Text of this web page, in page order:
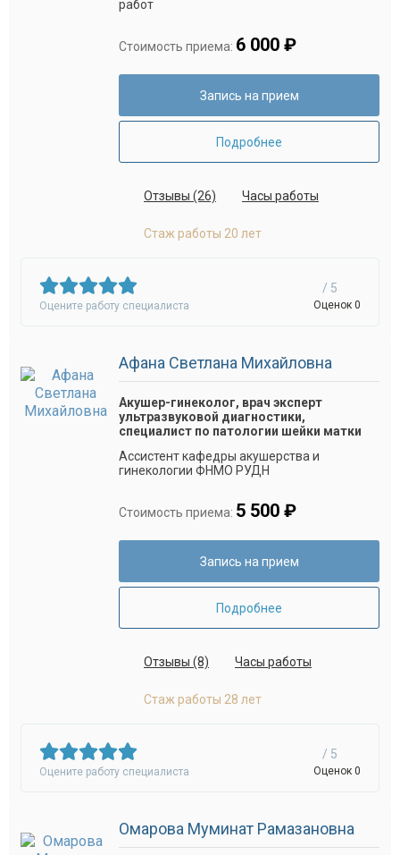
работ
Стоимость приема: 6 000 ₽
Запись на прием
Подробнее
Отзывы (26) Часы работы
Стаж работы 20 лет
Оцените работу специалиста
/ 5
Оценок 0
Афана Светлана Михайловна
Акушер-гинеколог, врач эксперт
ультразвуковой диагностики,
специалист по патологии шейки матки
Ассистент кафедры акушерства и
гинекологии ФНМО РУДН
Стоимость приема: 5 500 ₽
Запись на прием
Подробнее
Отзывы (8) Часы работы
Стаж работы 28 лет
Оцените работу специалиста
/ 5
Оценок 0
Омарова Муминат Рамазановна